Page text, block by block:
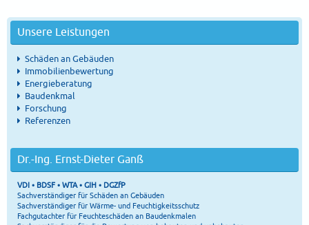
Unsere Leistungen
Schäden an Gebäuden
Immobilienbewertung
Energieberatung
Baudenkmal
Forschung
Referenzen
Dr.-Ing. Ernst-Dieter Ganß
VDI • BDSF • WTA • GIH • DGZfP
Sachverständiger für Schäden an Gebäuden
Sachverständiger für Wärme- und Feuchtigkeitsschutz
Fachgutachter für Feuchteschäden an Baudenkmalen